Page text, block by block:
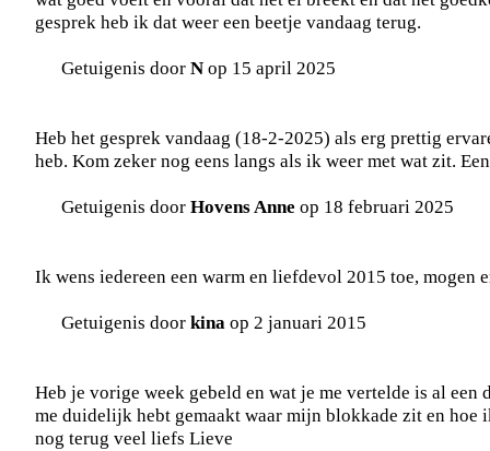
gesprek heb ik dat weer een beetje vandaag terug.
Getuigenis door N op 15 april 2025
Heb het gesprek vandaag (18-2-2025) als erg prettig
heb. Kom zeker nog eens langs als ik weer met wat zit.
Getuigenis door Hovens Anne op 18 februari 2025
Ik wens iedereen een warm en liefdevol 2015 toe,
Getuigenis door kina op 2 januari 2015
Heb je vorige week gebeld en wat je me vertelde is al
me duidelijk hebt gemaakt waar mijn blokkade zit en hoe
nog terug veel liefs Lieve